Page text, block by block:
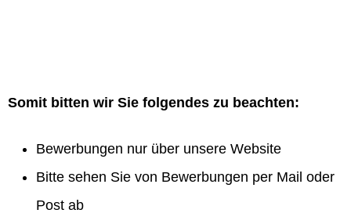
Somit bitten wir Sie folgendes zu beachten:
Bewerbungen nur über unsere Website
Bitte sehen Sie von Bewerbungen per Mail oder
Post ab